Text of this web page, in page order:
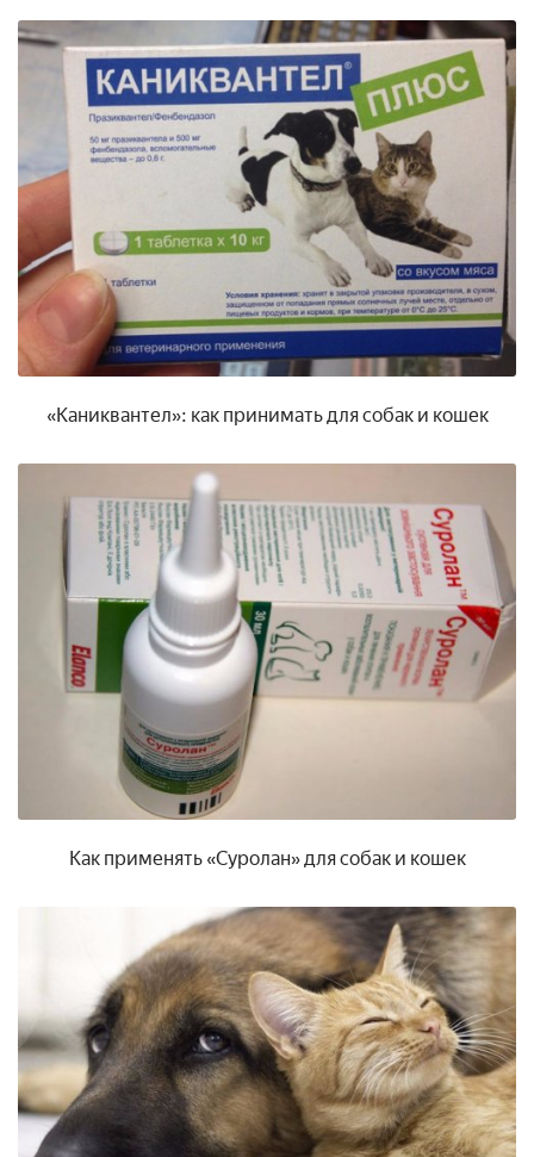
«Каниквантел»: как принимать для собак и кошек
Как применять «Суролан» для собак и кошек